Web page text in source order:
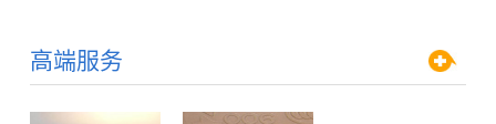
高端服务